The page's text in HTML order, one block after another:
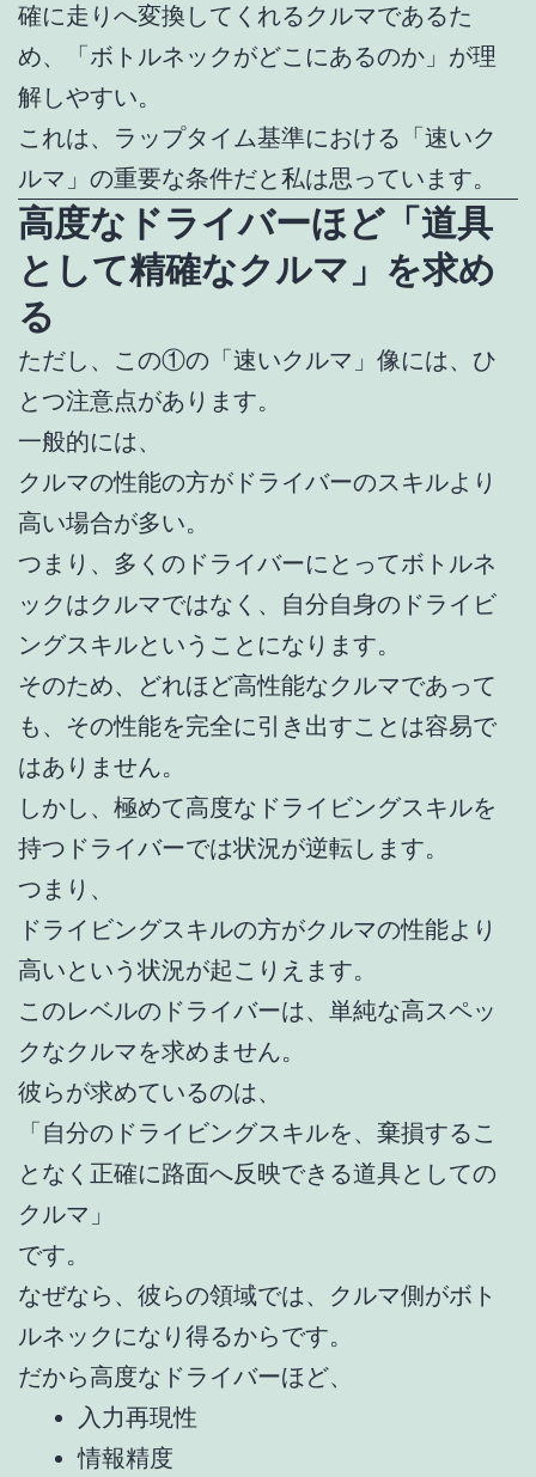
確に走りへ変換してくれるクルマであるた
め、「ボトルネックがどこにあるのか」が理
解しやすい。
これは、ラップタイム基準における「速いク
ルマ」の重要な条件だと私は思っています。
高度なドライバーほど「道具
として精確なクルマ」を求め
る
ただし、この①の「速いクルマ」像には、ひ
とつ注意点があります。
一般的には、
クルマの性能の方がドライバーのスキルより
高い場合が多い。
つまり、多くのドライバーにとってボトルネ
ックはクルマではなく、自分自身のドライビ
ングスキルということになります。
そのため、どれほど高性能なクルマであって
も、その性能を完全に引き出すことは容易で
はありません。
しかし、極めて高度なドライビングスキルを
持つドライバーでは状況が逆転します。
つまり、
ドライビングスキルの方がクルマの性能より
高いという状況が起こりえます。
このレベルのドライバーは、単純な高スペッ
クなクルマを求めません。
彼らが求めているのは、
「自分のドライビングスキルを、棄損するこ
となく正確に路面へ反映できる道具としての
クルマ」
です。
なぜなら、彼らの領域では、クルマ側がボト
ルネックになり得るからです。
だから高度なドライバーほど、
入力再現性
情報精度